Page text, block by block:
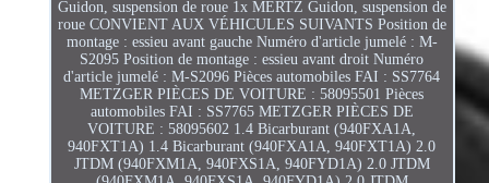
Guidon, suspension de roue 1x MERTZ Guidon, suspension de
roue CONVIENT AUX VÉHICULES SUIVANTS Position de
montage : essieu avant gauche Numéro d'article jumelé : M-
S2095 Position de montage : essieu avant droit Numéro
d'article jumelé : M-S2096 Pièces automobiles FAI : SS7764
METZGER PIÈCES DE VOITURE : 58095501 Pièces
automobiles FAI : SS7765 METZGER PIÈCES DE
VOITURE : 58095602 1.4 Bicarburant (940FXA1A,
940FXT1A) 1.4 Bicarburant (940FXA1A, 940FXT1A) 2.0
JTDM (940FXM1A, 940FXS1A, 940FYD1A) 2.0 JTDM